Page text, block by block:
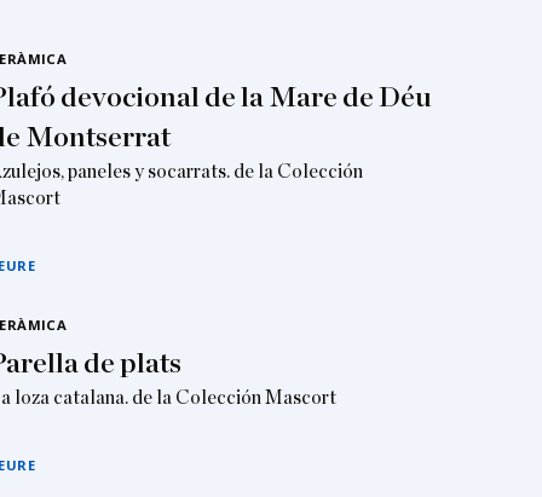
devocional de la Mare de Déu
Montserrat
paneles y socarrats. de la Colección
de plats
loza catalana. de la Colección Mascort